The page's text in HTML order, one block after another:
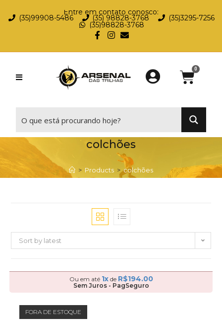
Entre em contato conosco:
(35)99908-5486 (35) 98828-3768 (35)3295-7256
(35)98828-3768
colchões
> Products > colchões
Sort by latest
Ou em até 1xde R$194.00
Sem Juros - PagSeguro
FORA DE ESTOQUE